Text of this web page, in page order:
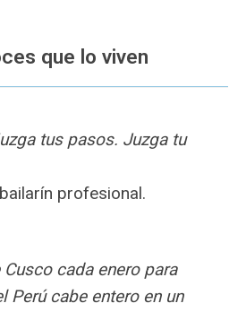
que lo viven
tus pasos. Juzga tu
profesional.
Cusco cada enero para
Perú cabe entero en un